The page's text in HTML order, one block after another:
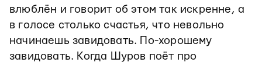
влюблён и говорит об этом так искренне, а
в голосе столько счастья, что невольно
начинаешь завидовать. По-хорошему
завидовать. Когда Шуров поёт про